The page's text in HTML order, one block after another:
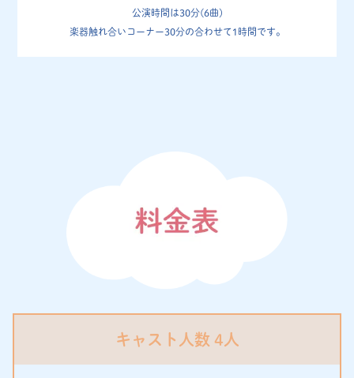
公演時間は30分(6曲)
楽器触れ合いコーナー30分の合わせて1時間です。
キャスト人数 4人